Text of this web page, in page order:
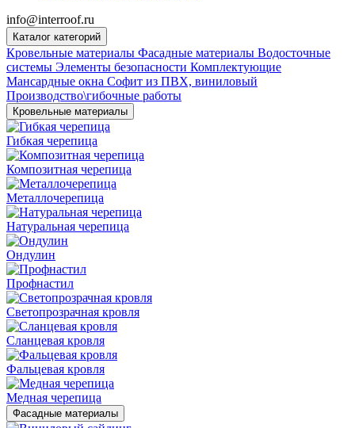
info@interroof.ru
Каталог категорий
Кровельные материалы Фасадные материалы Водосточные
системы Элементы безопасности Комплектующие
Мансардные окна Софит из ПВХ, виниловый
Производство\гибочные работы
Кровельные материалы
Гибкая черепица
Композитная черепица
Металлочерепица
Натуральная черепица
Ондулин
Профнастил
Светопрозрачная кровля
Сланцевая кровля
Фальцевая кровля
Медная черепица
Фасадные материалы